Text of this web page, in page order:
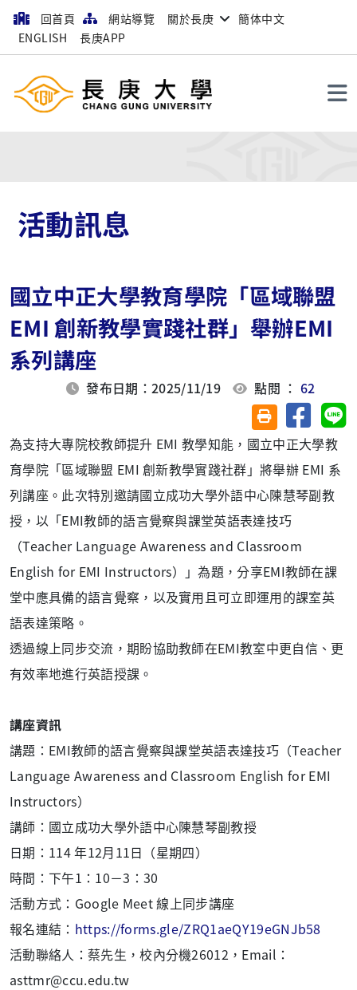
回首頁 網站導覽 關於長庚
簡体中文
ENGLISH
長庚APP
活動訊息
國立中正大學教育學院「區域聯盟
EMI 創新教學實踐社群」舉辦EMI
系列講座
發布日期：2025/11/19 點閱 ：62
友善列印(另開視
分享至
為支持大專院校教師提升 EMI 教學知能，國立中正大學教
育學院「區域聯盟 EMI 創新教學實踐社群」將舉辦 EMI 系
列講座。此次特別邀請國立成功大學外語中心陳慧琴副教
授，以「EMI教師的語言覺察與課堂英語表達技巧
（Teacher Language Awareness and Classroom
English for EMI Instructors）」為題，分享EMI教師在課
堂中應具備的語言覺察，以及實用且可立即運用的課室英
語表達策略。
透過線上同步交流，期盼協助教師在EMI教室中更自信、更
有效率地進行英語授課。
講座資訊
講題：EMI教師的語言覺察與課堂英語表達技巧（Teacher
Language Awareness and Classroom English for EMI
Instructors）
講師：國立成功大學外語中心陳慧琴副教授
日期：114 年12月11日（星期四）
時間：下午1：10－3：30
活動方式：Google Meet 線上同步講座
報名連結： https://forms.gle/ZRQ1aeQY19eGNJb58
活動聯絡人：蔡先生，校內分機26012，Email：
asttmr@ccu.edu.tw